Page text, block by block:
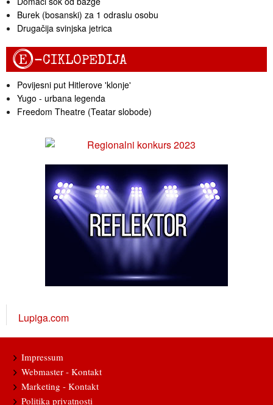
Burek (bosanski) za 1 odraslu osobu
Drugačija svinjska jetrica
E-CIKLOPEDIJA
Povijesni put Hitlerove 'klonje'
Yugo - urbana legenda
Freedom Theatre (Teatar slobode)
Lupiga.com
Impressum
Webmaster - Kontakt
Marketing - Kontakt
Politika privatnosti